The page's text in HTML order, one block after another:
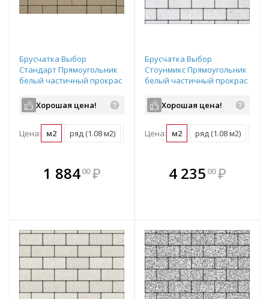
Брусчатка Выбор
Стандарт Прямоугольник
белый частичный прокрас
Хорошая цена!
Цена: м2 ряд (1.08 м2) поддон (10.8 м2)
1 88400 ₽
В комплекте
всегда выгоднее!
Брусчатка Выбор
Стоунмикс Прямоугольник
белый частичный прокрас
Хорошая цена!
Цена: м2 ряд (1.08 м2)
В комплекте
всегда выгоднее!
4 235 00 ₽